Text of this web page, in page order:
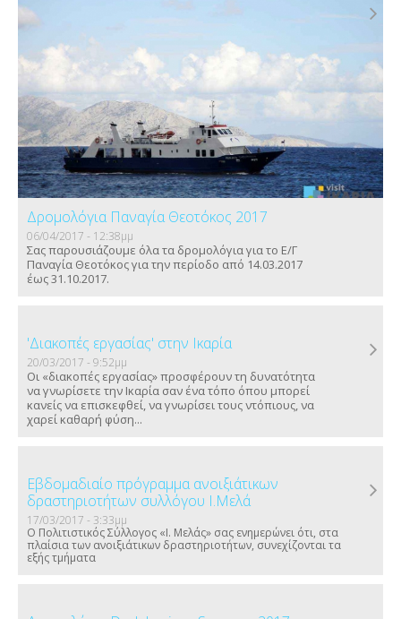
Δρομολόγια Παναγία Θεοτόκος 2017
06/04/2017 - 12:38μμ
Σας παρουσιάζουμε όλα τα δρομολόγια για το Ε/Γ
Παναγία Θεοτόκος για την περίοδο από 14.03.2017
έως 31.10.2017.
'Διακοπές εργασίας' στην Ικαρία
20/03/2017 - 9:52μμ
Οι «διακοπές εργασίας» προσφέρουν τη δυνατότητα
να γνωρίσετε την Ικαρία σαν ένα τόπο όπου μπορεί
κανείς να επισκεφθεί, να γνωρίσει τους ντόπιους, να
χαρεί καθαρή φύση...
Εβδομαδιαίο πρόγραμμα ανοιξιάτικων
δραστηριοτήτων συλλόγου Ι.Μελά
17/03/2017 - 3:33μμ
Ο Πολιτιστικός Σύλλογος «Ι. Μελάς» σας ενημερώνει ότι, στα
πλαίσια των ανοιξιάτικων δραστηριοτήτων, συνεχίζονται τα
εξής τμήματα